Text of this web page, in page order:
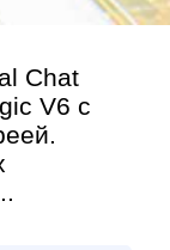
Chat
V6 с